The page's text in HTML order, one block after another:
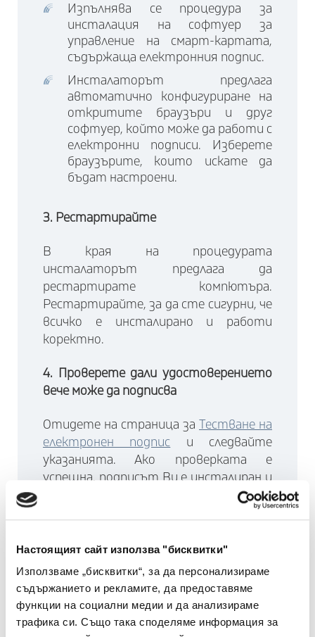
Настоящият сайт използва "бисквитки"
Използваме „бисквитки“, за да персонализираме
съдържанието и рекламите, да предоставяме
функции на социални медии и да анализираме
трафика си. Също така споделяме информация за
Изпълнява се процедура за
инсталация на софтуер за
управление на смарт-картата,
съдържаща електронния подпис.
Инсталаторът предлага
автоматично конфигуриране на
откритите браузъри и друг
софтуер, който може да работи с
електронни подписи. Изберете
браузърите, които искате да
бъдат настроени.
3. Рестартирайте
В края на процедурата
инсталаторът предлага да
рестартирате компютъра.
Рестартирайте, за да сте сигурни, че
всичко е инсталирано и работи
коректно.
4. Проверете дали удостоверението
вече може да подписва
Отидете на страница за Тестване на
електронен подпис и следвайте
указанията. Ако проверката е
успешна, подписът Ви е инсталиран и
настроен правилно и можете да го
В противен случай ще видите
причината, поради която
удостоверието за електронен подпис
все още не работи. Опитайте да я
отстраните като следвате